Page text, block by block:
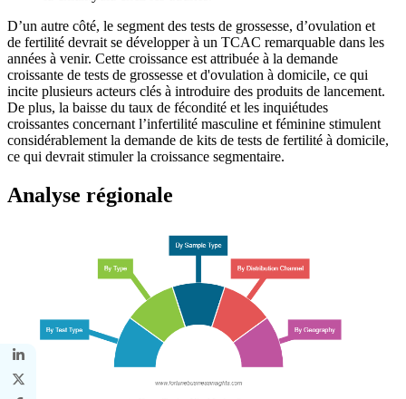
D’un autre côté, le segment des tests de grossesse, d’ovulation et
de fertilité devrait se développer à un TCAC remarquable dans les
années à venir. Cette croissance est attribuée à la demande
croissante de tests de grossesse et d'ovulation à domicile, ce qui
incite plusieurs acteurs clés à introduire des produits de lancement.
De plus, la baisse du taux de fécondité et les inquiétudes
croissantes concernant l’infertilité masculine et féminine stimulent
considérablement la demande de kits de tests de fertilité à domicile,
ce qui devrait stimuler la croissance segmentaire.
Analyse régionale